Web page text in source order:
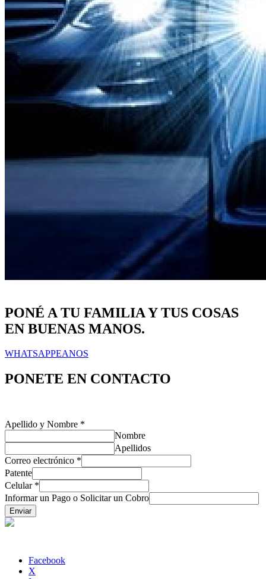
PONÉ A TU FAMILIA Y TUS COSAS
EN BUENAS MANOS.
WHATSAPPEANOS
PONETE EN CONTACTO
Apellido y Nombre *
Nombre
Apellidos
Correo electrónico *
Patente
Celular *
Informar un Pago o Solicitar un Cobro
Enviar
Facebook
X